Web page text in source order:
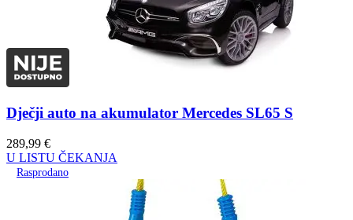
Dječji auto na akumulator Mercedes SL65 S
289,99 €
U LISTU ČEKANJA
Rasprodano